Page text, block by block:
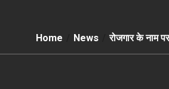
Home News रोजगार के नाम